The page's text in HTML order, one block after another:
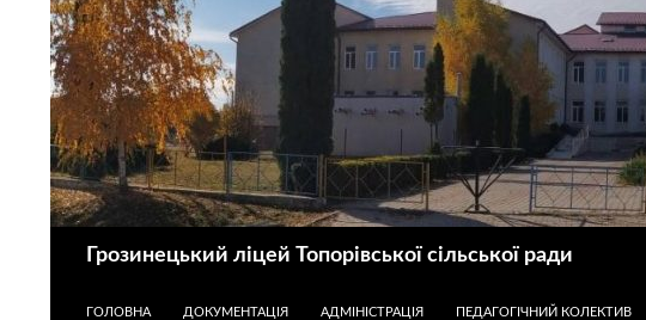
Грозинецький ліцей Топорівської сільської ради
ГОЛОВНА
ДОКУМЕНТАЦІЯ АДМІНІСТРАЦІЯ ПЕДАГОГІЧНИЙ КОЛЕКТИВ